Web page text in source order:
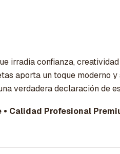
irradia confianza,
aporta un toque moderno
verdadera declaración de
Calidad Profesional